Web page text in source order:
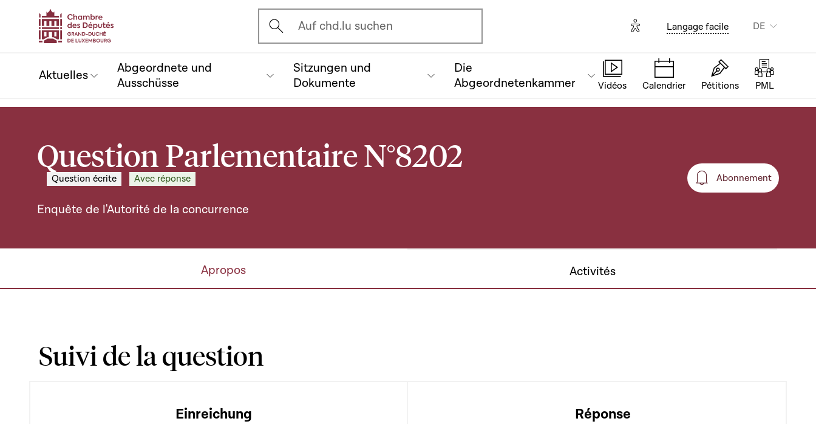
Ouvrir l'écran de recherche
Auf chd.lu suchen Options d'accessibilité
Langage facile DE
Aktuelles
Abgeordnete und
Ausschüsse
Sitzungen und
Dokumente
Die
Abgeordnetenkammer
Vidéos Calendrier Pétitions PML
Question Parlementaire N°8202
Question écrite Avec réponse
Enquête de l'Autorité de la concurrence
Abonnement
Abonnement
Apropos Activités
Suivi de la question
Einreichung Réponse